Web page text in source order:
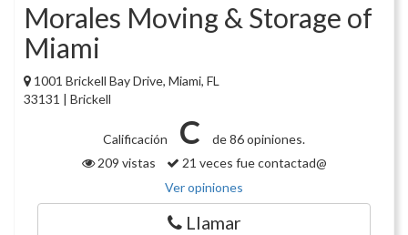
Morales Moving & Storage of
Miami
1001 Brickell Bay Drive, Miami, FL
33131 | Brickell
Calificación C
de 86 opiniones.
209 vistas
21 veces fue contactad@
Ver opiniones
Llamar